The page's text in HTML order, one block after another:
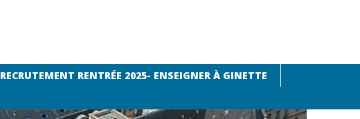
RECRUTEMENT RENTRÉE 2025- ENSEIGNER À GINETTE